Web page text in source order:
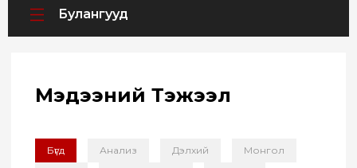
Булангууд
Мэдээний Тэжээл
Бүгд Анализ Дэлхий
Монгол